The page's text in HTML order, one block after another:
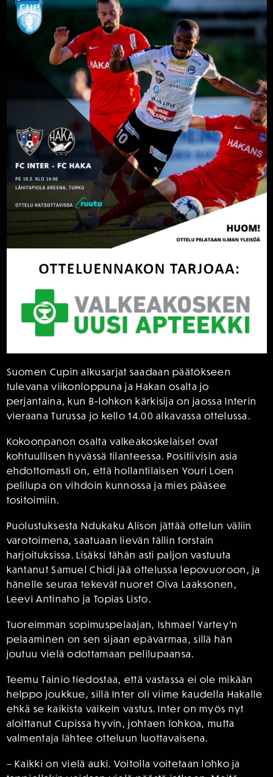
Suomen Cupin alkusarjat saadaan päätökseen
tulevana viikonloppuna ja Hakan osalta jo
perjantaina, kun B-lohkon kärkisija on jaossa Interin
vieraana Turussa jo kello 14.00 alkavassa ottelussa.
Kokoonpanon osalta valkeakoskelaiset ovat
kohtuullisen hyvässä tilanteessa. Positiivisin asia
ehdottomasti on, että hollantilaisen Youri Loen
pelilupa on vihdoin kunnossa ja mies pääsee
tositoimiin.
Puolustuksesta Ndukaku Alison jättää ottelun väliin
varotoimena, saatuaan lievän tällin torstain
harjoituksissa. Lisäksi tähän asti paljon vastuuta
kantanut Samuel Chidi jää ottelussa lepovuoroon, ja
hänelle seuraa tekevät nuoret Oiva Laaksonen,
Leevi Antinaho ja Topias Listo.
Tuoreimman sopimuspelaajan, Ishmael Yartey’n
pelaaminen on sen sijaan epävarmaa, sillä hän
joutuu vielä odottamaan pelilupaansa.
Teemu Tainio tiedostaa, että vastassa ei ole mikään
helppo joukkue, sillä Inter oli viime kaudella Hakalle
ehkä se kaikista vaikein vastus. Inter on myös nyt
aloittanut Cupissa hyvin, johtaen lohkoa, mutta
valmentaja lähtee otteluun luottavaisena.
– Kaikki on vielä auki. Voitolla voitetaan lohko ja